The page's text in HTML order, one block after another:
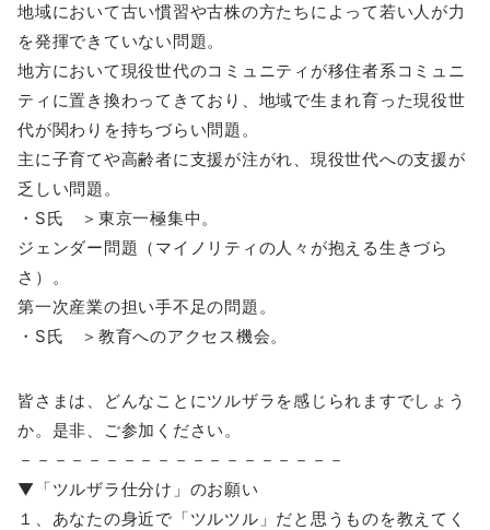
地域において古い慣習や古株の方たちによって若い人が力
を発揮できていない問題。
地方において現役世代のコミュニティが移住者系コミュニ
ティに置き換わってきており、地域で生まれ育った現役世
代が関わりを持ちづらい問題。
主に子育てや高齢者に支援が注がれ、現役世代への支援が
乏しい問題。
・S氏 ＞東京一極集中。
ジェンダー問題（マイノリティの人々が抱える生きづら
さ）。
第一次産業の担い手不足の問題。
・S氏 ＞教育へのアクセス機会。
皆さまは、どんなことにツルザラを感じられますでしょう
か。是非、ご参加ください。
－－－－－－－－－－－－－－－－－－－
▼「ツルザラ仕分け」のお願い
１、あなたの身近で「ツルツル」だと思うものを教えてく